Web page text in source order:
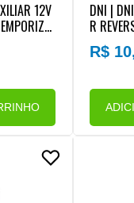
12V
(4 TER
DNI |
R
R$